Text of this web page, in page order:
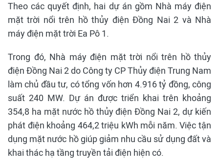
Theo các quyết định, hai dự án gồm Nhà máy điện
mặt trời nổi trên hồ thủy điện Đồng Nai 2 và Nhà
máy điện mặt trời Ea Pô 1.
Trong đó, Nhà máy điện mặt trời nổi trên hồ thủy
điện Đồng Nai 2 do Công ty CP Thủy điện Trung Nam
làm chủ đầu tư, có tổng vốn hơn 4.916 tỷ đồng, công
suất 240 MW. Dự án được triển khai trên khoảng
354,8 ha mặt nước hồ thủy điện Đồng Nai 2, dự kiến
phát điện khoảng 464,2 triệu kWh mỗi năm. Việc tận
dụng mặt nước hồ giúp giảm nhu cầu sử dụng đất và
khai thác hạ tầng truyền tải điện hiện có.